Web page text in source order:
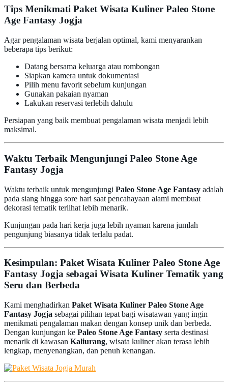
Tips Menikmati Paket Wisata Kuliner Paleo Stone
Age Fantasy Jogja
Agar pengalaman wisata berjalan optimal, kami menyarankan
beberapa tips berikut:
Datang bersama keluarga atau rombongan
Siapkan kamera untuk dokumentasi
Pilih menu favorit sebelum kunjungan
Gunakan pakaian nyaman
Lakukan reservasi terlebih dahulu
Persiapan yang baik membuat pengalaman wisata menjadi lebih
maksimal.
Waktu Terbaik Mengunjungi Paleo Stone Age
Fantasy Jogja
Waktu terbaik untuk mengunjungi Paleo Stone Age Fantasy adalah
pada siang hingga sore hari saat pencahayaan alami membuat
dekorasi tematik terlihat lebih menarik.
Kunjungan pada hari kerja juga lebih nyaman karena jumlah
pengunjung biasanya tidak terlalu padat.
Kesimpulan: Paket Wisata Kuliner Paleo Stone Age
Fantasy Jogja sebagai Wisata Kuliner Tematik yang
Seru dan Berbeda
Kami menghadirkan Paket Wisata Kuliner Paleo Stone Age
Fantasy Jogja sebagai pilihan tepat bagi wisatawan yang ingin
menikmati pengalaman makan dengan konsep unik dan berbeda.
Dengan kunjungan ke Paleo Stone Age Fantasy serta destinasi
menarik di kawasan Kaliurang, wisata kuliner akan terasa lebih
lengkap, menyenangkan, dan penuh kenangan.